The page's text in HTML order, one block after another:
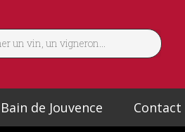
Bain de Jouvence Contact